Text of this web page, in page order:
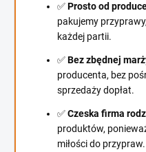
✅Prosto od
pakujemy
każdej partii.
✅Bez zbędnej
producenta, bez
sprzedaży dopłat.
✅Czeska firma
produktów,
miłości do przypraw.